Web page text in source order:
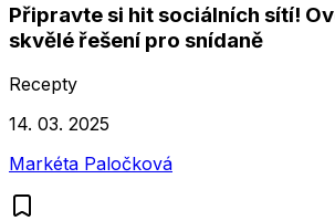
Připravte si hit sociálních sítí!
skvělé řešení pro snídaně
Recepty
14. 03. 2025
Markéta Paločková